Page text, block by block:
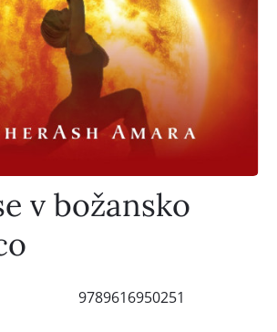
v božansko
9789616950251